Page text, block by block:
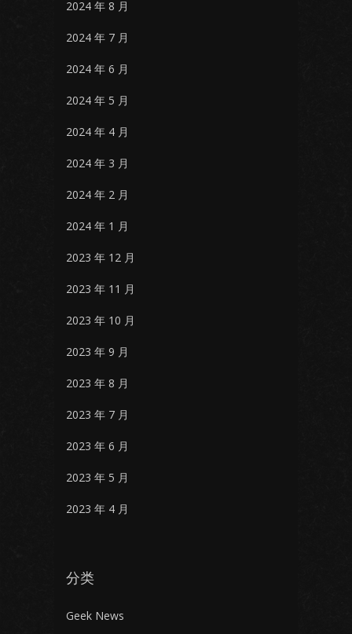
2024 年 8 月
2024 年 7 月
2024 年 6 月
2024 年 5 月
2024 年 4 月
2024 年 3 月
2024 年 2 月
2024 年 1 月
2023 年 12 月
2023 年 11 月
2023 年 10 月
2023 年 9 月
2023 年 8 月
2023 年 7 月
2023 年 6 月
2023 年 5 月
2023 年 4 月
分类
Geek News